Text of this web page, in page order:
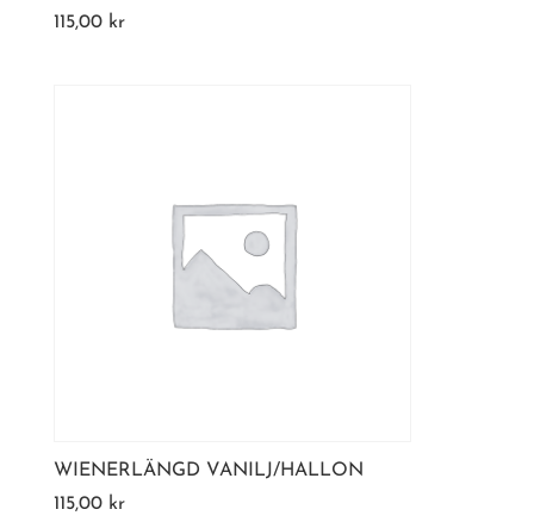
115,00 kr
WIENERLÄNGD VANILJ/HALLON
115,00 kr